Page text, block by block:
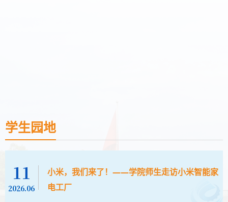
学生园地
11
2026.06
小米，我们来了！——学院师生走访小米智能家
电工厂